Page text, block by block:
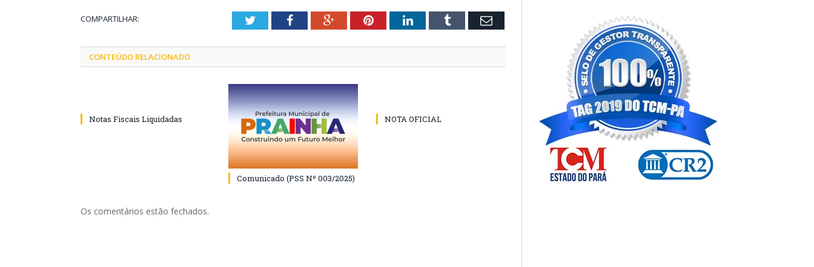
COMPARTILHAR: TwitterFacebookGoogle+PinterestLinkedInTumblr Email
CONTEÚDO RELACIONADO
Notas Fiscais Liquidadas
Comunicado (PSS Nº 003/2025)
NOTA OFICIAL
Os comentários estão fechados.